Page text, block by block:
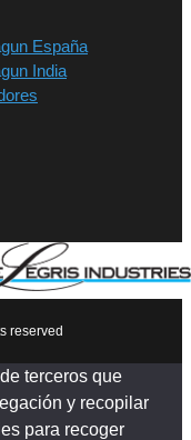
España
India
reserved
terceros que
y recopilar
para recoger